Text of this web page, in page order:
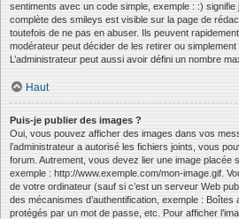
sentiments avec un code simple, exemple : :)
complète des smileys est visible sur la page de
toutefois de ne pas en abuser. Ils peuvent
modérateur peut décider de les retirer ou simplement
L’administrateur peut aussi avoir défini un nombre
Haut
Puis-je publier des images ?
Oui, vous pouvez afficher des images dans vos
l’administrateur a autorisé les fichiers joints, vous
forum. Autrement, vous devez lier une image placée
exemple : http://www.exemple.com/mon-image.gif.
de votre ordinateur (sauf si c’est un serveur Web
des mécanismes d’authentification, exemple : Boîtes
protégés par un mot de passe, etc. Pour afficher